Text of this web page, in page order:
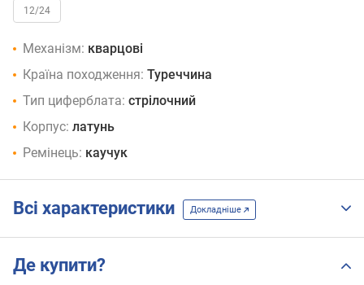
12/24
Механізм: кварцові
Країна походження: Туреччина
Тип циферблата: стрілочний
Корпус: латунь
Ремінець: каучук
Всі характеристики Докладніше
Де купити?